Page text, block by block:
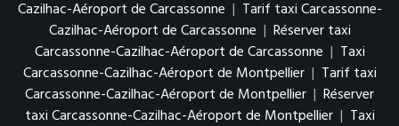
Cazilhac-Aéroport de Carcassonne | Tarif taxi Carcassonne-
Cazilhac-Aéroport de Carcassonne | Réserver taxi
Carcassonne-Cazilhac-Aéroport de Carcassonne | Taxi
Carcassonne-Cazilhac-Aéroport de Montpellier | Tarif taxi
Carcassonne-Cazilhac-Aéroport de Montpellier | Réserver
taxi Carcassonne-Cazilhac-Aéroport de Montpellier | Taxi